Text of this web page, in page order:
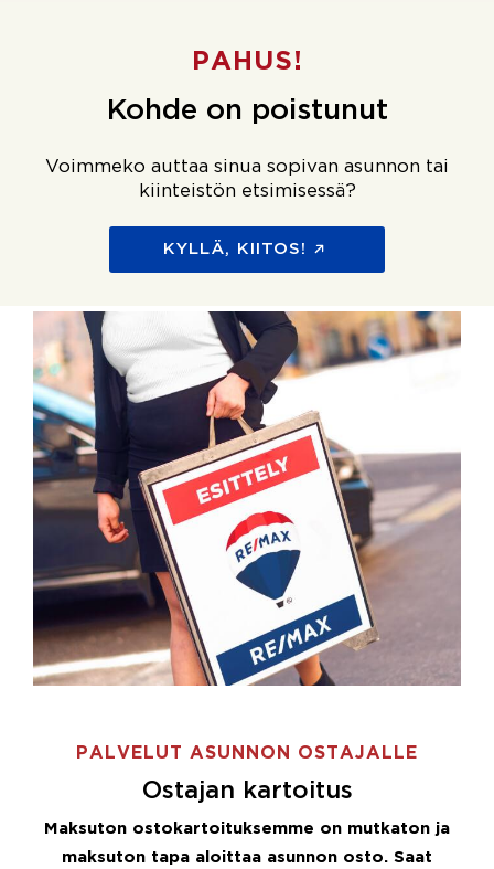
PAHUS!
Kohde on poistunut
Voimmeko auttaa sinua sopivan asunnon tai
kiinteistön etsimisessä?
KYLLÄ, KIITOS!
PALVELUT ASUNNON OSTAJALLE
Ostajan kartoitus
Maksuton ostokartoituksemme on mutkaton ja
maksuton tapa aloittaa asunnon osto. Saat